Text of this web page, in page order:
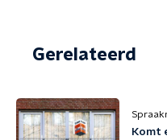
Gerelateerd
Komt